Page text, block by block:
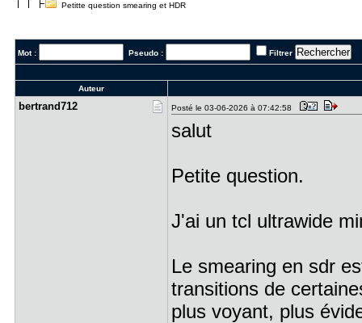
Petitte question smearing et HDR
Mot : Pseudo : Filtrer
Auteur
bertrand71​2 Posté le 03-06-2026 à 07:42:58
salut
Petite question.
J'ai un tcl ultrawide
Le smearing en sdr
transitions de
plus voyant, plus